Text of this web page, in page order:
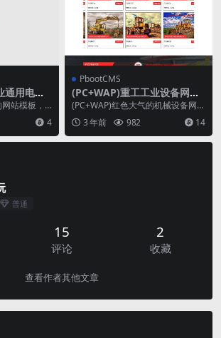
通用电子
文外贸p
站模板，
外贸网站
4
PbootCMS
(PC+WAP)重工工业设备网站
源码 红色大气的机械设备网站
pbootcms模板
(PC+WAP)红色大气的机械设备网站
pbootcms模板 重工工业设备网站
源码...3 年前 982 14
普通
15
评论
2
收藏
查看作者其他文章